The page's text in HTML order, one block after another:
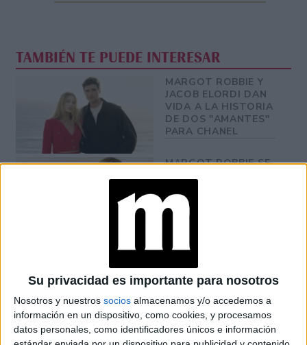
Su privacidad es importante para nosotros
Nosotros y nuestros socios almacenamos y/o accedemos a
información en un dispositivo, como cookies, y procesamos
datos personales, como identificadores únicos e información
TAMBIÉN TE PUEDE INTERESAR
MARGOT ROBBIE Y
JACOB ELORDI DAN
VIDA A LA HISTORIA
DE DOS "AMANTES"
PARA CHANEL
MARGOT ROBBIE SE
ICÓNICO CHANEL
N°5
EN DETALLE: UNA
PARA CONOCER LA
ÚLTIMA COLECCIÓN
DE CHANEL EN NEW
YORK FASHION
WEEK